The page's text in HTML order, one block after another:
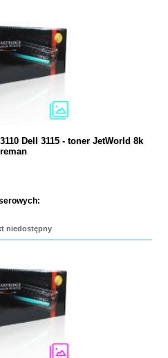
Dell 3115 - toner JetWorld 8k
reman
niedostępny